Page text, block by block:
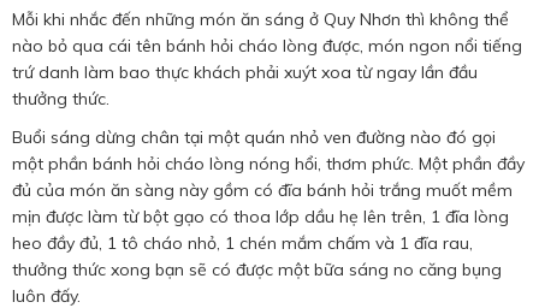
Mỗi khi nhắc đến những món ăn sáng ở Quy Nhơn thì không thể
nào bỏ qua cái tên bánh hỏi cháo lòng được, món ngon nổi tiếng
trứ danh làm bao thực khách phải xuýt xoa từ ngay lần đầu
thưởng thức.
Buổi sáng dừng chân tại một quán nhỏ ven đường nào đó gọi
một phần bánh hỏi cháo lòng nóng hổi, thơm phức. Một phần đầy
đủ của món ăn sàng này gồm có đĩa bánh hỏi trắng muốt mềm
mịn được làm từ bột gạo có thoa lớp dầu hẹ lên trên, 1 đĩa lòng
heo đầy đủ, 1 tô cháo nhỏ, 1 chén mắm chấm và 1 đĩa rau,
thưởng thức xong bạn sẽ có được một bữa sáng no căng bụng
luôn đấy.